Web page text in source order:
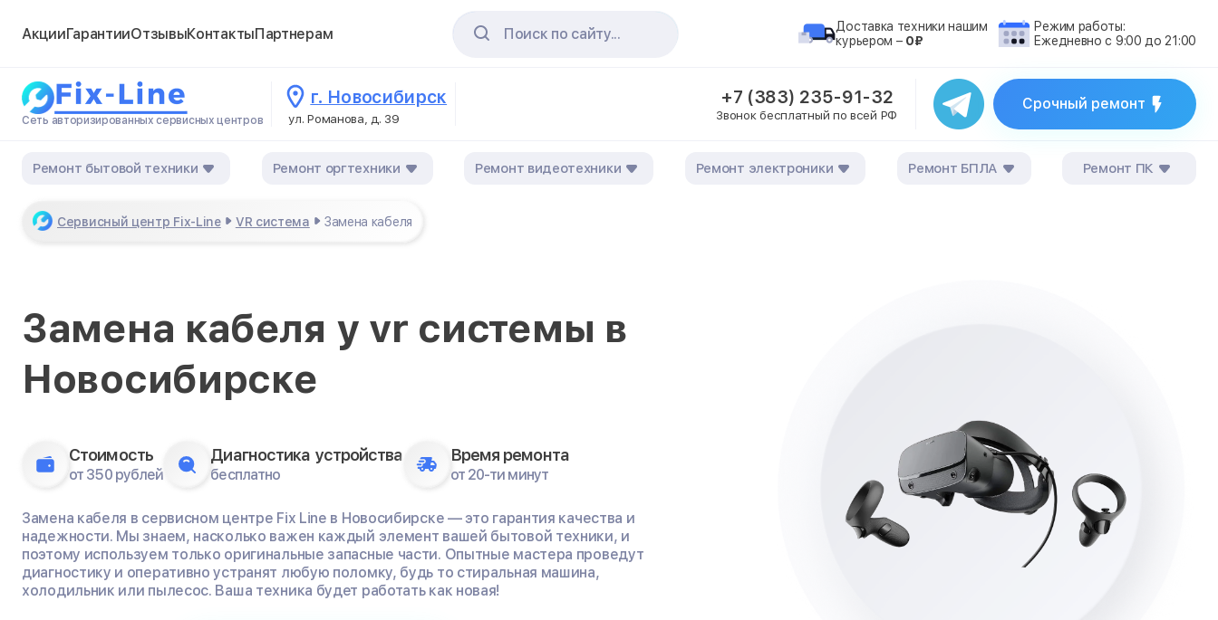
АкцииГарантииОтзывыКонтактыПартнерам Поиск по сайту...
Доставка техники нашим
курьером – 0₽
Режим работы:
Ежедневно с 9:00 до 21:00
Сеть авторизированных сервисных центров
г. Новосибирск
ул. Романова, д. 39
+7 (383) 235-91-32
Звонок бесплатный по всей РФ
Срочный ремонт
Ремонт бытовой техники Ремонт оргтехники Ремонт видеотехники Ремонт электроники Ремонт БПЛА Ремонт ПК
Сервисный центр Fix-Line VR система Замена кабеля
Замена кабеля у vr системы в
Новосибирске
Стоимость
от 350 рублей
Диагностика устройства
бесплатно
Время ремонта
от 20-ти минут
Замена кабеля в сервисном центре Fix Line в Новосибирске — это гарантия качества и
надежности. Мы знаем, насколько важен каждый элемент вашей бытовой техники, и
поэтому используем только оригинальные запасные части. Опытные мастера проведут
диагностику и оперативно устранят любую поломку, будь то стиральная машина,
холодильник или пылесос. Ваша техника будет работать как новая!